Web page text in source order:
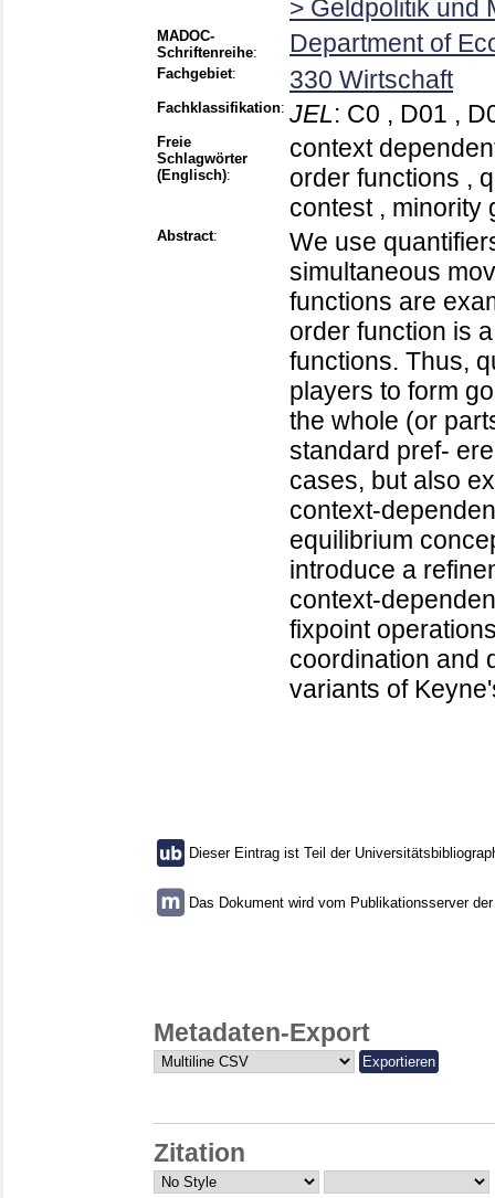
> Geldpolitik und
MADOC-
Schriftenreihe: Department of
Fachgebiet: 330 Wirtschaft
Fachklassifikation: JEL: C0 , D01 ,
Freie
Schlagwörter
(Englisch):
context
order functions ,
contest , minority
Abstract:
We use
simultaneous
functions are
order function is
functions. Thus,
players to form
the whole (or
standard pref-
cases, but also
context-
equilibrium
introduce a
context-
fixpoint
coordination and
variants of
Dieser Eintrag ist Teil der
Das Dokument wird vom Publikationsserver
Metadaten-Export
Zitation